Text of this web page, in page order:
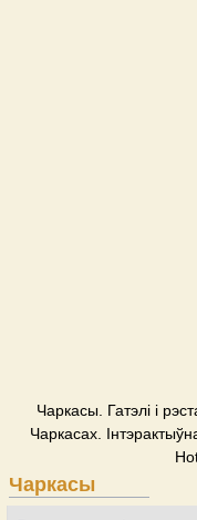
Чаркасы. Гатэлі і
Чаркасах.
Чаркасы